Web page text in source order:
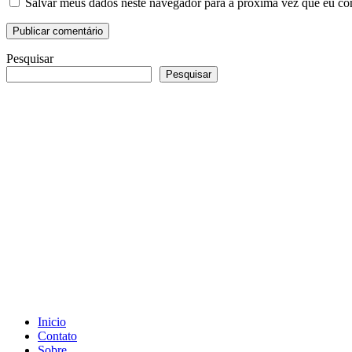
Salvar meus dados neste navegador para a próxima vez que eu
Pesquisar
Pesquisar
Inicio
Contato